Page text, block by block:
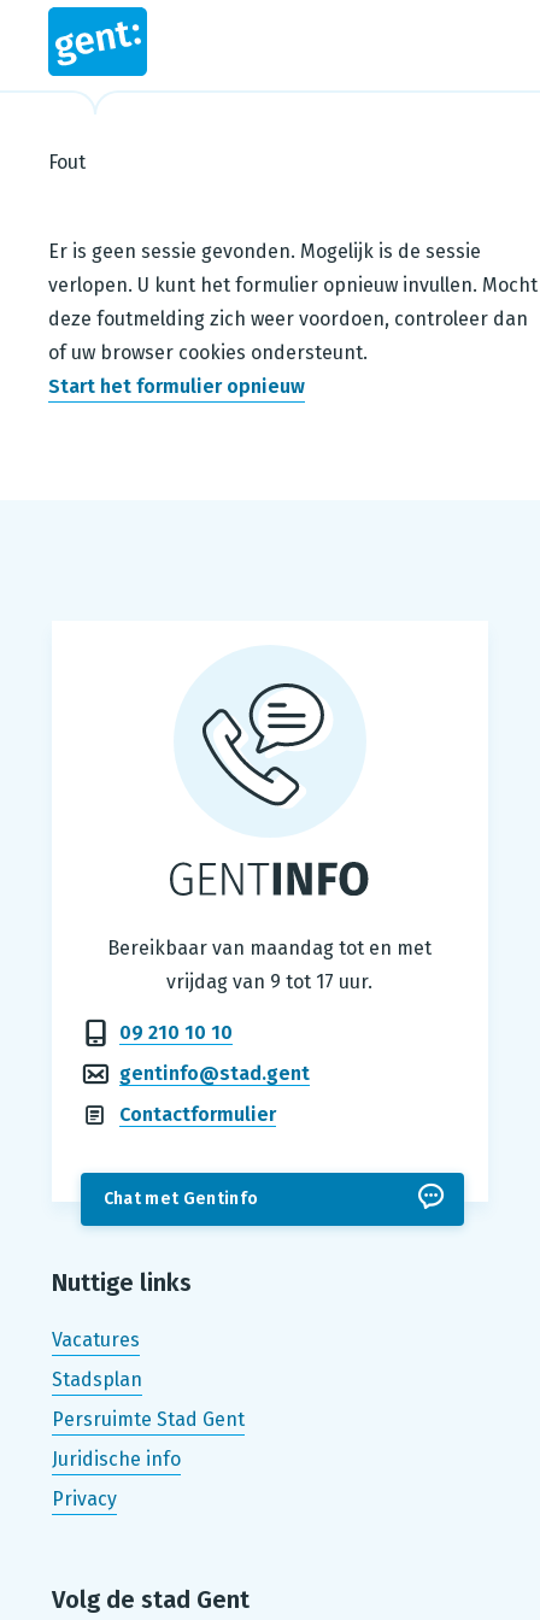
Fout
Steps in this wizard
Er is geen sessie gevonden. Mogelijk is de sessie
verlopen. U kunt het formulier opnieuw invullen. Mocht
deze foutmelding zich weer voordoen, controleer dan
of uw browser cookies ondersteunt.
Start het formulier opnieuw
Gentinfo
Bereikbaar van maandag tot en met
vrijdag van 9 tot 17 uur.
09 210 10 10
gentinfo@stad.gent
Contactformulier
Chat met Gentinfo
Nuttige links
Vacatures
Stadsplan
Persruimte Stad Gent
Juridische info
Privacy
Volg de stad Gent